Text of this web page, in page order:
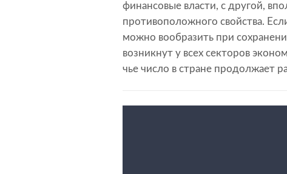
финансовые власти, с другой,
противоположного свойства.
можно вообразить при
возникнут у всех секторов
чье число в стране продолжает